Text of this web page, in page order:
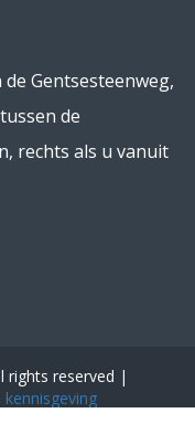
Gentsesteenweg,
de
rechts als u vanuit
rights reserved |
kennisgeving